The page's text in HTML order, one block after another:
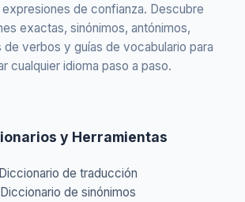
de confianza. Descubre
exactas, sinónimos, antónimos,
de verbos y guías de vocabulario para
cualquier idioma paso a paso.
y Herramientas
Diccionario de traducción
Diccionario de sinónimos